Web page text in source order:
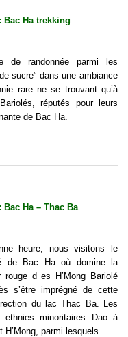
Bac Ha trekking
de randonnée parmi les
sucre” dans une ambiance
rare ne se trouvant qu’à
réputés pour leurs
de Bac Ha.
Bac Ha – Thac Ba
heure, nous visitons le
de Bac Ha où domine la
rouge d es H’Mong Bariolé
s’être imprégné de cette
du lac Thac Ba. Les
minoritaires Dao à
parmi lesquels